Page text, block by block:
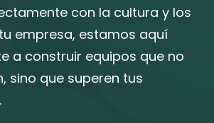
con la cultura y los
empresa, estamos aquí
a construir equipos que no
sino que superen tus